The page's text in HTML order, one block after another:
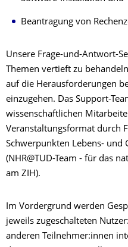
Beantragung von
Unsere Frage-und-Antwort-
Themen vertieft zu
auf die Herausforderungen
einzugehen. Das Support-
wissenschaftlichen
Veranstaltungsformat durch
Schwerpunkten Lebens- und
(NHR@TUD-Team - für das
am ZIH).
Im Vordergrund werden
jeweils zugeschalteten
anderen Teilnehmer:innen